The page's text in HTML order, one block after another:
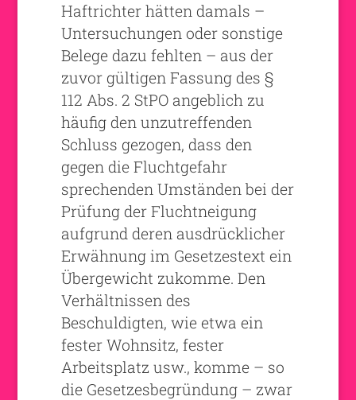
Haftrichter hätten damals –
Untersuchungen oder sonstige
Belege dazu fehlten – aus der
zuvor gültigen Fassung des §
112 Abs. 2 StPO angeblich zu
häufig den unzutreffenden
Schluss gezogen, dass den
gegen die Fluchtgefahr
sprechenden Umständen bei der
Prüfung der Fluchtneigung
aufgrund deren ausdrücklicher
Erwähnung im Gesetzestext ein
Übergewicht zukomme. Den
Verhältnissen des
Beschuldigten, wie etwa ein
fester Wohnsitz, fester
Arbeitsplatz usw., komme – so
die Gesetzesbegründung – zwar